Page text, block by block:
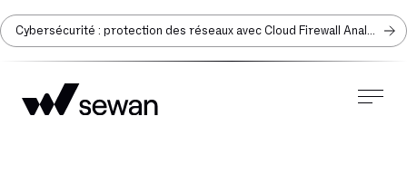
Cybersécurité : protection des réseaux avec Cloud Firewall Analyzer